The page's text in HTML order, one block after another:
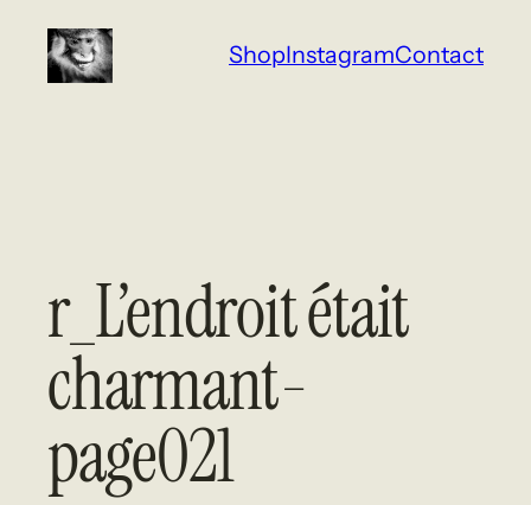
Aller
contenu
ShopInstagramContact
r_L’endroit était
charmant-
page021